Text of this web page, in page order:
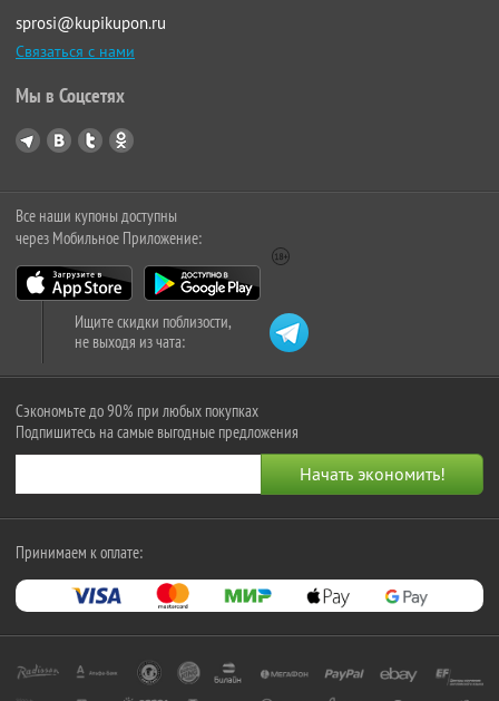
sprosi@kupikupon.ru
Связаться с нами
Мы в Соцсетях
Все наши купоны доступны
через Мобильное Приложение:
Ищите скидки поблизости,
не выходя из чата:
Сэкономьте до 90% при любых покупках
Подпишитесь на самые выгодные предложения
Принимаем к оплате: